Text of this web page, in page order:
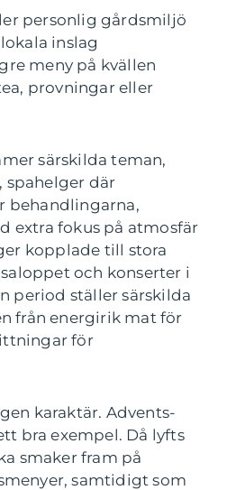
personlig gårdsmiljö
inslag
meny på kvällen
provningar eller
särskilda teman,
spahelger där
behandlingarna,
extra fokus på atmosfär
kopplade till stora
och konserter i
period ställer särskilda
från energirik mat för
för
karaktär. Advents-
bra exempel. Då lyfts
smaker fram på
samtidigt som